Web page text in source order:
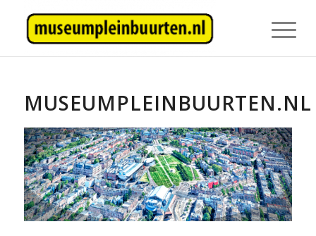
MUSEUMPLEINBUURTEN.NL